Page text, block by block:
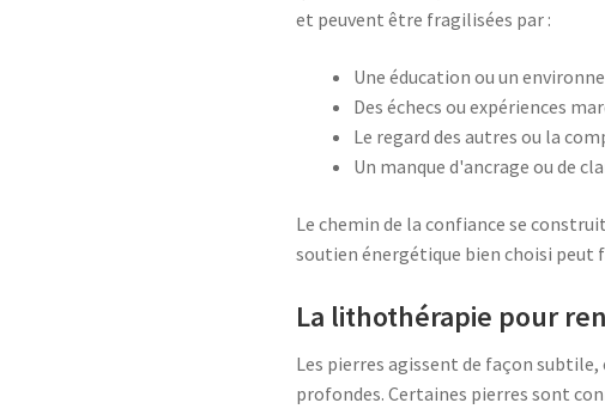
et peuvent être fragilisées par :
Une éducation ou un
Des échecs ou expériences
Le regard des autres ou la
Un manque d'ancrage ou de
Le chemin de la confiance se
soutien énergétique bien choisi peut
La lithothérapie pour
Les pierres agissent de façon
profondes. Certaines pierres sont